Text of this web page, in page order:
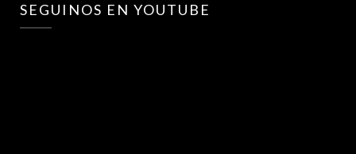
SEGUINOS EN YOUTUBE